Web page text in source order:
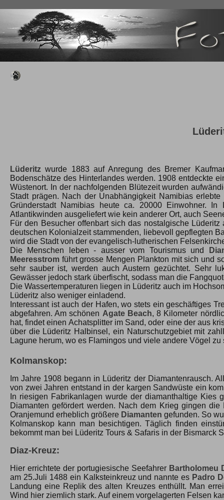
Lüderitz wurde 1883 auf Anregung des Bremer
Bodenschätze des Hinterlandes werden. 1908 entdeckte
Wüstenort. In der nachfolgenden Blütezeit wurden
Stadt prägen. Nach der Unabhängigkeit Namibias
Gründerstadt Namibias heute ca. 20000 Einwohner.
Atlantikwinden ausgeliefert wie kein anderer Ort, auch
Für den Besucher offenbart sich das nostalgische
deutschen Kolonialzeit stammenden, liebevoll gepflegten
wird die Stadt von der evangelisch-lutherischen
Die Menschen leben - ausser vom Tourismus und
Meeresstrom führt grosse Mengen Plankton mit sich und
sehr sauber ist, werden auch Austern gezüchtet. Sehr
Gewässer jedoch stark überfischt, sodass man die
Die Wassertemperaturen liegen in Lüderitz auch im
Lüderitz also weniger einladend.
Interessant ist auch der Hafen, wo stets ein geschäftiges
abgefahren. Am schönen Agate Beach, 8 Kilometer
hat, findet einen Achatsplitter im Sand, oder eine der aus
über die Lüderitz Halbinsel, ein Naturschutzgebiet mit
Lagune herum, wo es Flamingos und viele andere Vögel zu
Kolmanskop:
Im Jahre 1908 begann in Lüderitz der Diamantenrausch.
von zwei Jahren entstand in der kargen Sandwüste ein
In riesigen Fabrikanlagen wurde der diamanthaltige
Diamanten gefördert werden. Nach dem Krieg gingen
Oranjemund erheblich größere Diamanten gefunden. So
Kolmanskop kann man besichtigen. Täglich finden
bekommt man bei Lüderitz Tours & Safaris in der Bismarck
Diaz-Kreuz:
Hier errichtete der portugiesische Seefahrer Bartholomeu
am 25.Juli 1488 ein Kalksteinkreuz und nannte es Padro
Landung eine Replik des alten Kreuzes enthüllt. Man
Wind hier ziemlich stark. Auf einem vorgelagerten Felsen